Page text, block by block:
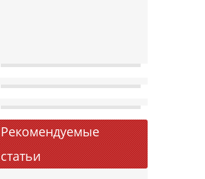
Рекомендуемые
статьи